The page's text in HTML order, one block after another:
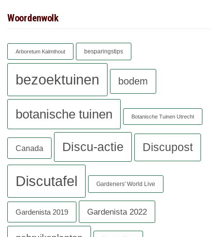
Woordenwolk
Arboretum Kalmthout besparingstips
bezoektuinen bodem
botanische tuinen Botanische Tuinen Utrecht
Canada Discu-actie Discupost
Discutafel Gardeners' World Live
Gardenista 2019 Gardenista 2022